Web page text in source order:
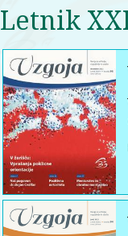
Letnik